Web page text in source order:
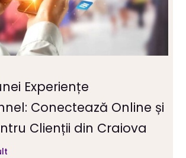
Experiențe
Conectează Online și
Clienții din Craiova